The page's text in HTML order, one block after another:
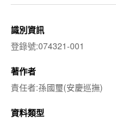
識別資訊
登錄號:074321-001
著作者
責任者:孫國璽(安慶巡撫)
資料類型